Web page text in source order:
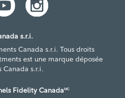
s.r.i.
Canada s.r.i. Tous droits
est une marque déposée
s.r.i.
Fidelity CanadaMC